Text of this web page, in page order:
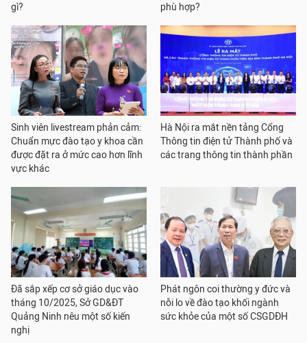
gì?
phù hợp?
Sinh viên livestream phản cảm:
Chuẩn mực đào tạo y khoa cần
được đặt ra ở mức cao hơn lĩnh
vực khác
Hà Nội ra mắt nền tảng Cổng
Thông tin điện tử Thành phố và
các trang thông tin thành phần
Đã sắp xếp cơ sở giáo dục vào
tháng 10/2025, Sở GD&ĐT
Quảng Ninh nêu một số kiến
nghị
Phát ngôn coi thường y đức và
nỗi lo về đào tạo khối ngành
sức khỏe của một số CSGDĐH